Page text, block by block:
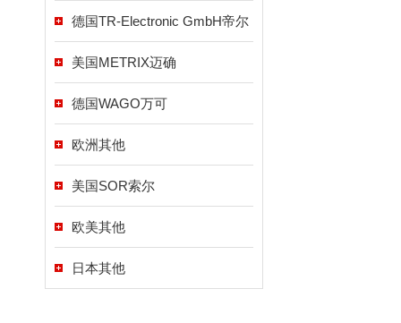
德国TR-Electronic GmbH帝尔
美国METRIX迈确
德国WAGO万可
欧洲其他
美国SOR索尔
欧美其他
日本其他